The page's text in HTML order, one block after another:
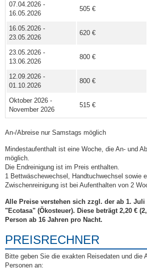
07.04.2026 -
16.05.2026
505 €
16.05.2026 -
23.05.2026
620 €
23.05.2026 -
13.06.2026
800 €
12.09.2026 -
01.10.2026
800 €
Oktober 2026 -
November 2026
515 €
An-/Abreise nur Samstags möglich
Mindestaufenthalt ist eine Woche, die An- und
möglich.
Die Endreinigung ist im Preis enthalten.
1 Bettwäschewechsel, Handtuchwechsel sowie
Zwischenreinigung ist bei Aufenthalten von 2
Alle Preise verstehen sich zzgl. der ab 1. Juli
"Ecotasa" (Ökosteuer). Diese beträgt 2,20 €
Person ab 16 Jahren pro Nacht.
PREISRECHNER
Bitte geben Sie die exakten Reisedaten und die
Personen an: